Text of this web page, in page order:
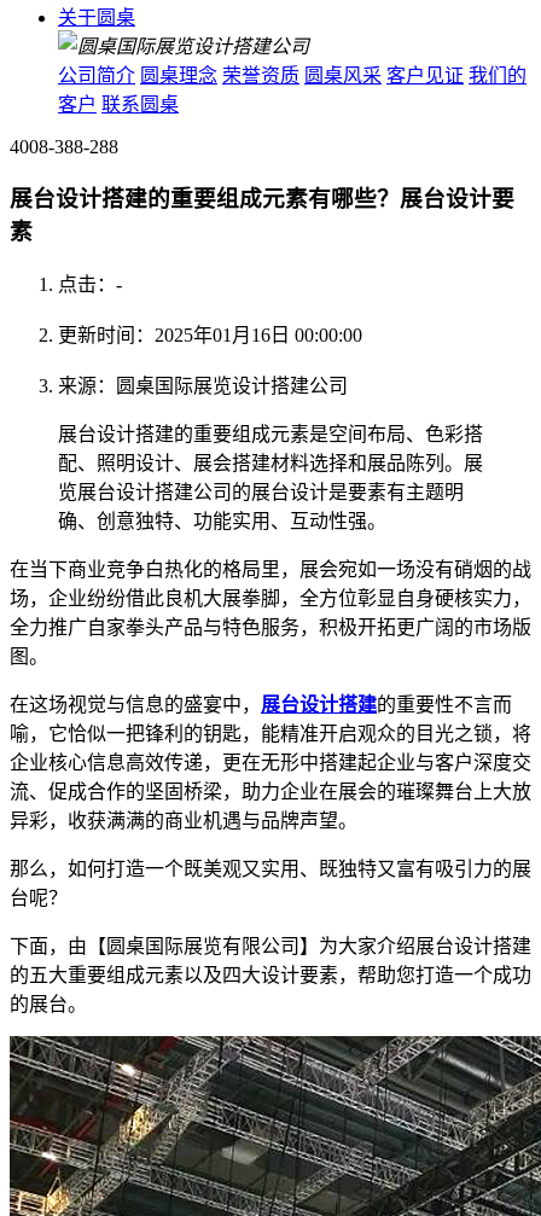
关于圆桌
公司简介 圆桌理念 荣誉资质 圆桌风采 客户见证 我们的
客户 联系圆桌
4008-388-288
展台设计搭建的重要组成元素有哪些？展台设计要
素
点击： -
更新时间：2025年01月16日 00:00:00
来源：圆桌国际展览设计搭建公司
展台设计搭建的重要组成元素是空间布局、色彩搭
配、照明设计、展会搭建材料选择和展品陈列。展
览展台设计搭建公司的展台设计是要素有主题明
确、创意独特、功能实用、互动性强。
在当下商业竞争白热化的格局里，展会宛如一场没有硝烟的战
场，企业纷纷借此良机大展拳脚，全方位彰显自身硬核实力，
全力推广自家拳头产品与特色服务，积极开拓更广阔的市场版
图。
在这场视觉与信息的盛宴中， 展台设计搭建的重要性不言而
喻，它恰似一把锋利的钥匙，能精准开启观众的目光之锁，将
企业核心信息高效传递，更在无形中搭建起企业与客户深度交
流、促成合作的坚固桥梁，助力企业在展会的璀璨舞台上大放
异彩，收获满满的商业机遇与品牌声望。
那么，如何打造一个既美观又实用、既独特又富有吸引力的展
台呢？
下面，由【圆桌国际展览有限公司】为大家介绍展台设计搭建
的五大重要组成元素以及四大设计要素，帮助您打造一个成功
的展台。